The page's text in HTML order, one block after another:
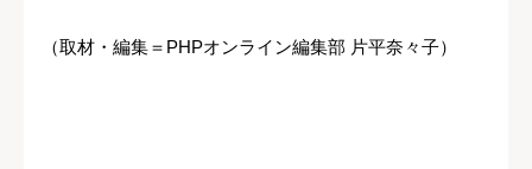
（取材・編集＝PHPオンライン編集部 片平奈々子）